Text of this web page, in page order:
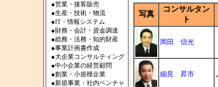
●営業・接客販売
●生産・技術・物流
●IT・情報システム
●財務・会計・資金調達
●総務・法務・知的財産
●事業計画書作成
●大企業コンサルティング
●中小企業の経営顧問
●創業・小規模企業
●新規事業・社内ベンチャ
写真
コンサルタン
ト
岡田 信光
細見 昇市